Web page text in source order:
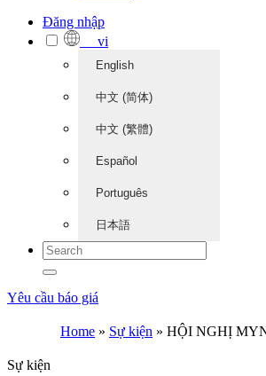
Đăng nhập
vi
English
中文 (简体)
中文 (繁體)
Español
Português
日本語
Yêu cầu báo giá
Home » Sự kiện » HỘI NGHỊ
Sự kiện